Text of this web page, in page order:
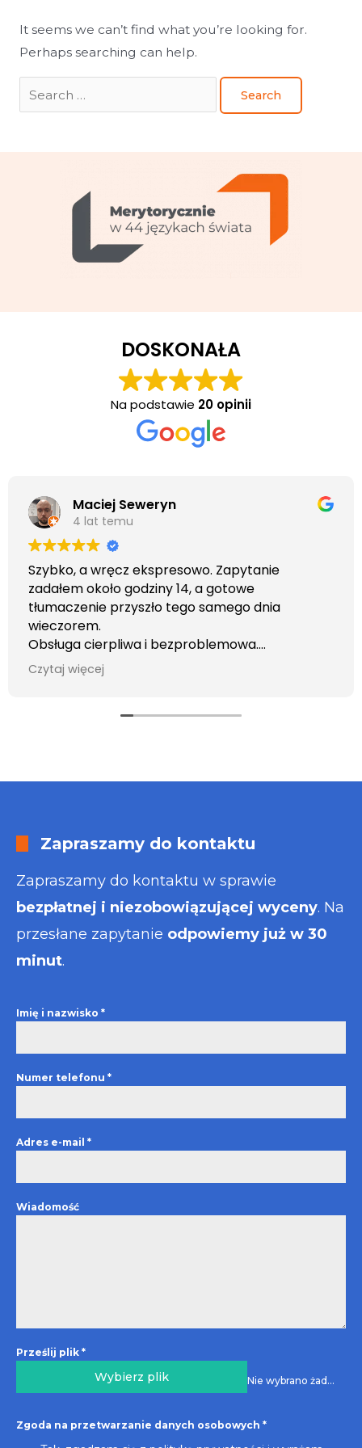
It seems we can’t find what you’re looking for.
Perhaps searching can help.
DOSKONAŁA
Na podstawie 20 opinii
Maciej Seweryn
4 lat temu
Szybko, a wręcz ekspresowo. Zapytanie
zadałem około godziny 14, a gotowe
tłumaczenie przyszło tego samego dnia
wieczorem.
Obsługa cierpliwa i bezproblemowa.
Otrzymałem wszelkie informacje i porady jaka
usługa będzie dla mnie najlepsza. Faktura także
Czytaj więcej
Zapraszamy do kontaktu
Zapraszamy do kontaktu w sprawie
bezpłatnej i niezobowiązującej wyceny. Na
przesłane zapytanie odpowiemy już w 30
minut.
Imię i nazwisko *
Numer telefonu *
Adres e-mail *
Wiadomość
Prześlij plik *
Wybierz plik Nie wybrano żadnego pliku
Zgoda na przetwarzanie danych osobowych *